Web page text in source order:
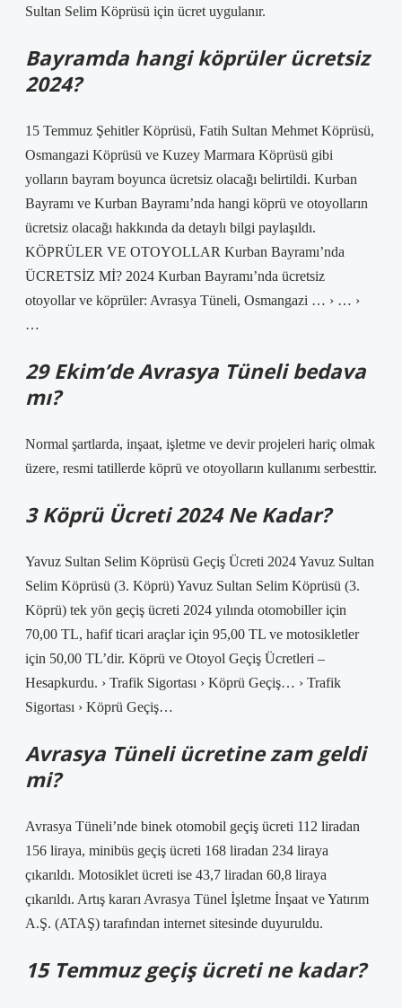
Sultan Selim Köprüsü için ücret uygulanır.
Bayramda hangi köprüler ücretsiz
2024?
15 Temmuz Şehitler Köprüsü, Fatih Sultan Mehmet Köprüsü,
Osmangazi Köprüsü ve Kuzey Marmara Köprüsü gibi
yolların bayram boyunca ücretsiz olacağı belirtildi. Kurban
Bayramı ve Kurban Bayramı’nda hangi köprü ve otoyolların
ücretsiz olacağı hakkında da detaylı bilgi paylaşıldı.
KÖPRÜLER VE OTOYOLLAR Kurban Bayramı’nda
ÜCRETSİZ Mİ? ​​2024 Kurban Bayramı’nda ücretsiz
otoyollar ve köprüler: Avrasya Tüneli, Osmangazi … › … ›
…
29 Ekim’de Avrasya Tüneli bedava
mı?
Normal şartlarda, inşaat, işletme ve devir projeleri hariç olmak
üzere, resmi tatillerde köprü ve otoyolların kullanımı serbesttir.
3 Köprü Ücreti 2024 Ne Kadar?
Yavuz Sultan Selim Köprüsü Geçiş Ücreti 2024 Yavuz Sultan
Selim Köprüsü (3. Köprü) Yavuz Sultan Selim Köprüsü (3.
Köprü) tek yön geçiş ücreti 2024 yılında otomobiller için
70,00 TL, hafif ticari araçlar için 95,00 TL ve motosikletler
için 50,00 TL’dir. Köprü ve Otoyol Geçiş Ücretleri –
Hesapkurdu. › Trafik Sigortası › Köprü Geçiş… › Trafik
Sigortası › Köprü Geçiş…
Avrasya Tüneli ücretine zam geldi
mi?
Avrasya Tüneli’nde binek otomobil geçiş ücreti 112 liradan
156 liraya, minibüs geçiş ücreti 168 liradan 234 liraya
çıkarıldı. Motosiklet ücreti ise 43,7 liradan 60,8 liraya
çıkarıldı. Artış kararı Avrasya Tünel İşletme İnşaat ve Yatırım
A.Ş. (ATAŞ) tarafından internet sitesinde duyuruldu.
15 Temmuz geçiş ücreti ne kadar?